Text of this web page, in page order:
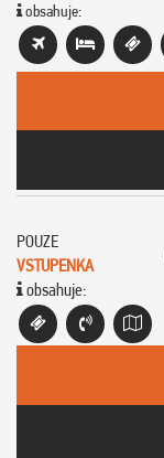
obsahuje:
POUZE
VSTUPENKA
obsahuje: